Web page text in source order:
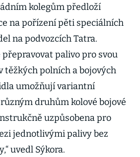
kolegům předloží
na pořízení pěti speciálních
na podvozcích Tatra.
palivo pro svou
těžkých polních a bojových
umožňují variantní
druhům kolové bojové
uzpůsobena pro
jednotlivými palivy bez
uvedl Sýkora.